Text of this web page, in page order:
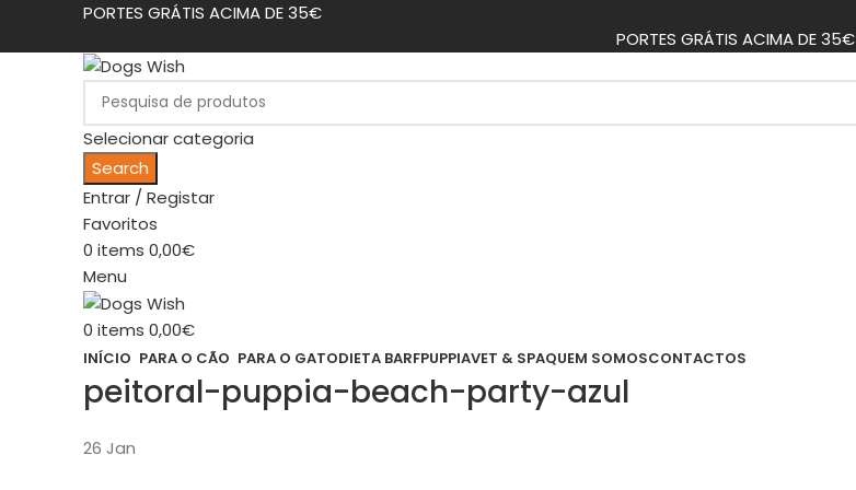
PORTES GRÁTIS ACIMA DE 35€
PORTES GRÁTIS ACIMA DE 35€
Selecionar categoria
Search
Entrar / Registar
Favoritos
0 items 0,00€
Menu
0 items 0,00€
INÍCIO PARA O CÃO PARA O GATODIETA BARFPUPPIAVET & SPAQUEM SOMOSCONTACTOS
peitoral-puppia-beach-party-azul
26 Jan